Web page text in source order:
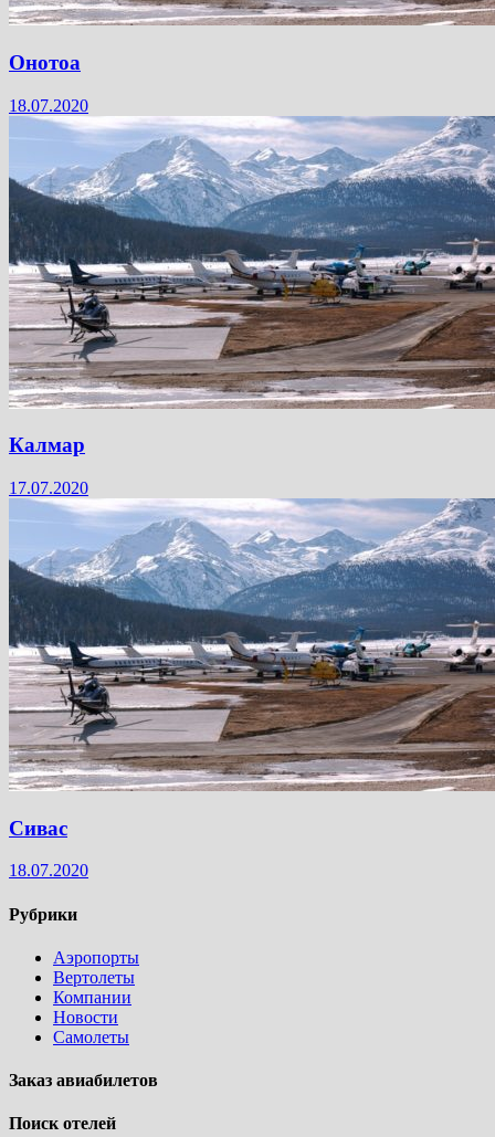
Онотоа
18.07.2020
Калмар
17.07.2020
Сивас
18.07.2020
Рубрики
Аэропорты
Вертолеты
Компании
Новости
Самолеты
Заказ авиабилетов
Поиск отелей